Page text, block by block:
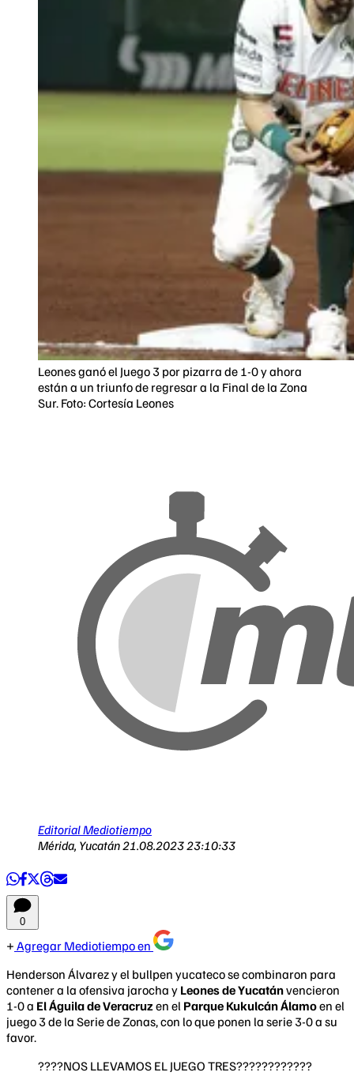
Leones ganó el Juego 3 por pizarra de 1-0 y ahora
están a un triunfo de regresar a la Final de la Zona
Sur. Foto: Cortesía Leones
Editorial Mediotiempo
Mérida, Yucatán21.08.2023 23:10:33
0
Agregar Mediotiempo en
Henderson Álvarez y el bullpen yucateco se combinaron para
contener a la ofensiva jarocha y Leones de Yucatánvencieron
1-0 a El Águila de Veracruz en el Parque Kukulcán Álamoen el
juego 3 de la Serie de Zonas, con lo que ponen la serie 3-0 a su
favor.
????NOS LLEVAMOS EL JUEGO TRES????????????